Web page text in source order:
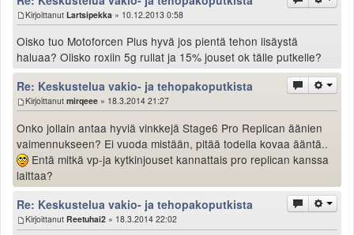
Kirjoittanut Lartsipekka » 10.12.2013 0:58
Oisko tuo Motoforcen Plus hyvä jos pientä tehon lisäystä
haluaa? Olisko roxiin 5g rullat ja 15% jouset ok tälle putkelle?
Re: Keskustelua vakio- ja tehopakoputkista
Kirjoittanut mirqeee » 18.3.2014 21:27
Onko jollain antaa hyviä vinkkejä Stage6 Pro Replican äänien
vaimennukseen? Ei vuoda mistään, pitää todella kovaa ääntä..
Entä mitkä vp-ja kytkinjouset kannattais pro replican kanssa
laittaa?
Re: Keskustelua vakio- ja tehopakoputkista
Kirjoittanut Reetuhai2 » 18.3.2014 22:02